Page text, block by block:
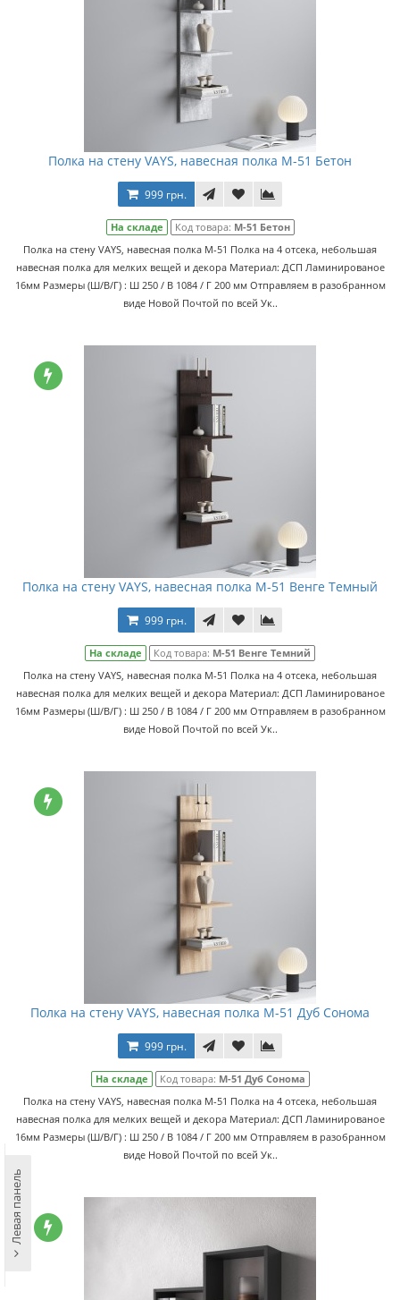
Полка на стену VAYS, навесная полка M-51 Бетон
999 грн.
На складе Код товара: M-51 Бетон
Полка на стену VAYS, навесная полка M-51 Полка на 4 отсека, небольшая
навесная полка для мелких вещей и декора Материал: ДСП Ламинированое
16мм Размеры (Ш/В/Г) : Ш 250 / В 1084 / Г 200 мм Отправляем в разобранном
виде Новой Почтой по всей Ук..
Полка на стену VAYS, навесная полка M-51 Венге Темный
999 грн.
На складе Код товара: M-51 Венге Темний
Полка на стену VAYS, навесная полка M-51 Полка на 4 отсека, небольшая
навесная полка для мелких вещей и декора Материал: ДСП Ламинированое
16мм Размеры (Ш/В/Г) : Ш 250 / В 1084 / Г 200 мм Отправляем в разобранном
виде Новой Почтой по всей Ук..
Полка на стену VAYS, навесная полка M-51 Дуб Сонома
999 грн.
На складе Код товара: M-51 Дуб Сонома
Полка на стену VAYS, навесная полка M-51 Полка на 4 отсека, небольшая
навесная полка для мелких вещей и декора Материал: ДСП Ламинированое
16мм Размеры (Ш/В/Г) : Ш 250 / В 1084 / Г 200 мм Отправляем в разобранном
виде Новой Почтой по всей Ук..
Левая панель